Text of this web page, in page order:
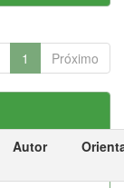
1 Próximo
Autor